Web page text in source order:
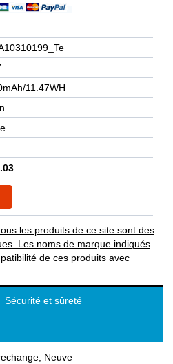
11.47WH
les produits de ce site sont des
Les noms de marque indiqués
de ces produits avec
Sécurité et sûreté
Neuve